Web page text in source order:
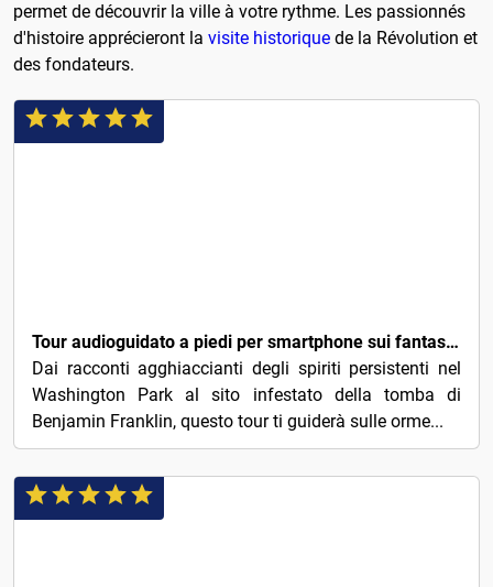
permet de découvrir la ville à votre rythme. Les passionnés
d'histoire apprécieront la visite historique de la Révolution et
des fondateurs.
Tour audioguidato a piedi per smartphone sui fantasmi infestati di Philadelphia
Dai racconti agghiaccianti degli spiriti persistenti nel
Washington Park al sito infestato della tomba di
Benjamin Franklin, questo tour ti guiderà sulle orme...